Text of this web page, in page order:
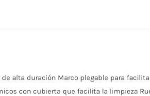
alta duración Marco plegable para
con cubierta que facilita la limpieza